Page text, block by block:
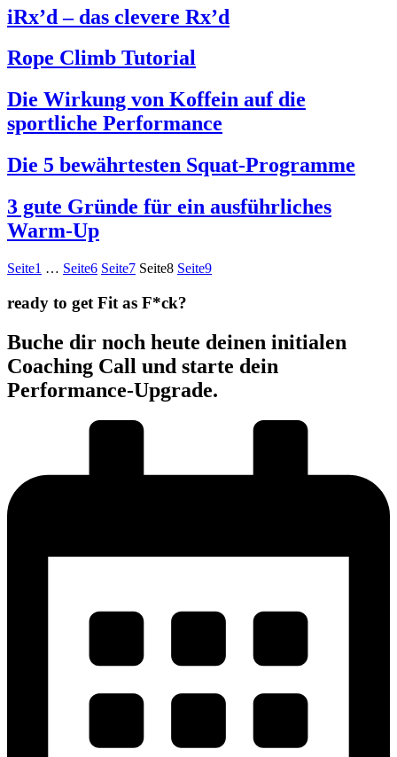
iRx’d – das clevere Rx’d
Rope Climb Tutorial
Die Wirkung von Koffein auf die
sportliche Performance
Die 5 bewährtesten Squat-Programme
3 gute Gründe für ein ausführliches
Warm-Up
Seite1 … Seite6 Seite7 Seite8 Seite9
ready to get Fit as F*ck?
Buche dir noch heute deinen initialen
Coaching Call und starte dein
Performance-Upgrade.